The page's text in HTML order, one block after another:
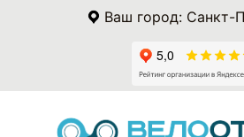
Ваш город: Санкт-